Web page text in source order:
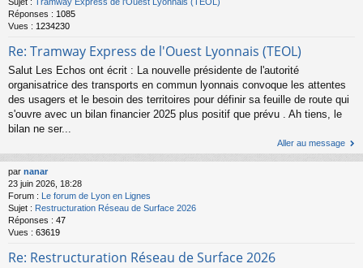
Sujet : Tramway Express de l'Ouest Lyonnais (TEOL)
Réponses : 1085
Vues : 1234230
Re: Tramway Express de l'Ouest Lyonnais (TEOL)
Salut Les Echos ont écrit : La nouvelle présidente de l'autorité
organisatrice des transports en commun lyonnais convoque les attentes
des usagers et le besoin des territoires pour définir sa feuille de route qui
s'ouvre avec un bilan financier 2025 plus positif que prévu . Ah tiens, le
bilan ne ser...
Aller au message
par nanar
23 juin 2026, 18:28
Forum :
Le forum de Lyon en Lignes
Sujet : Restructuration Réseau de Surface 2026
Réponses : 47
Vues : 63619
Re: Restructuration Réseau de Surface 2026